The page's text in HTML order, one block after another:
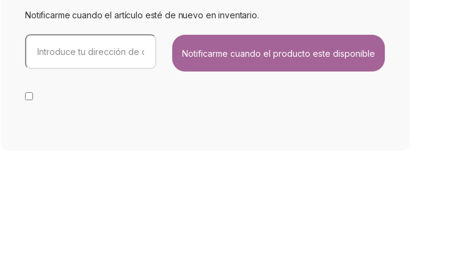
Notificarme cuando el artículo esté de nuevo en inventario.